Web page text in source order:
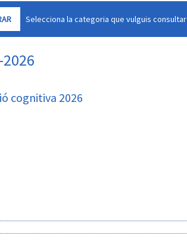
Selecciona la categoria que vulguis consultar
cognitiva 2026